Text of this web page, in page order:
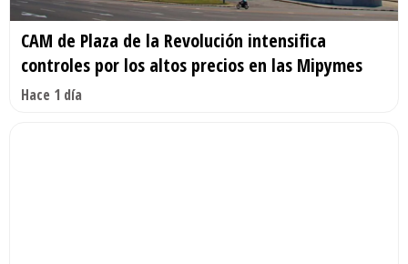
CAM de Plaza de la Revolución intensifica
controles por los altos precios en las Mipymes
Hace 1 día